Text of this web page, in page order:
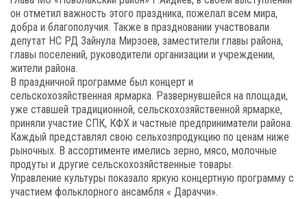
он отметил важность этого праздника, пожелал всем мира,
добра и благополучия. Также в праздновании участвовали
депутат НС РД Зайнула Мирзоев, заместители главы района,
главы поселений, руководители организации и учреждении,
жители района.
В праздничной программе был концерт и
сельскохозяйственная ярмарка. Развернувшейся на площади,
уже ставшей традиционной, сельскохозяйственной ярмарке,
приняли участие СПК, КФХ и частные предприниматели района.
Каждый представлял свою сельхозпродукцию по ценам ниже
рыночных. В ассортименте имелись зерно, мясо, молочные
продуты и другие сельскохозяйственные товары.
Управление культуры показало яркую концертную программу с
участием фольклорного ансамбля « Дараччи».